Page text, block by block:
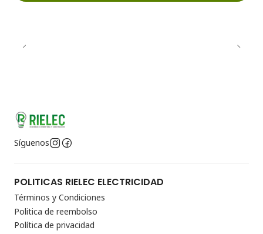
Síguenos
POLITICAS RIELEC ELECTRICIDAD
Términos y Condiciones
Politica de reembolso
Política de privacidad